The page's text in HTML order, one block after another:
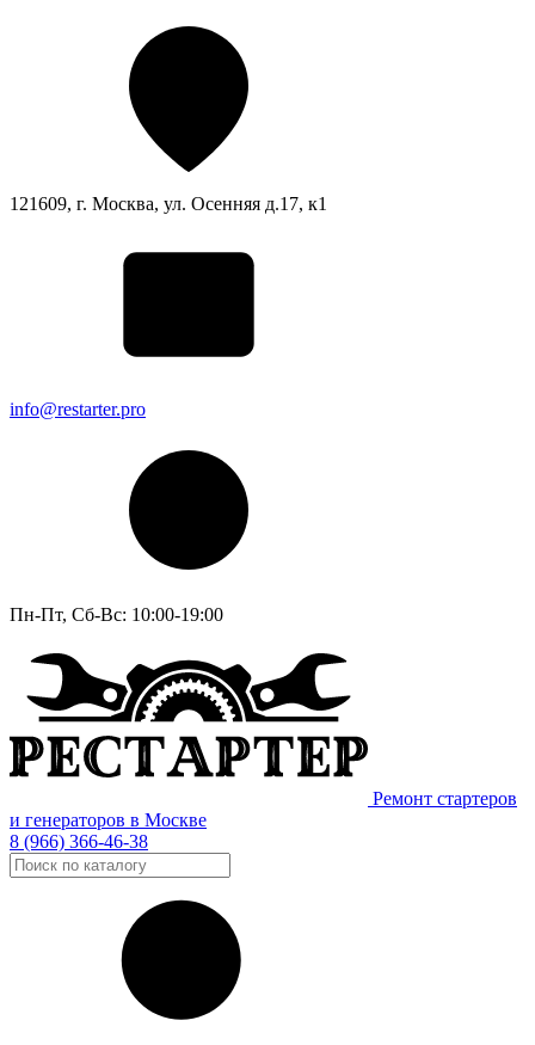
121609, г. Москва, ул. Осенняя д.17, к1
info@restarter.pro
Пн-Пт, Сб-Вс: 10:00-19:00
Ремонт стартеров
и генераторов в Москве
8 (966) 366-46-38